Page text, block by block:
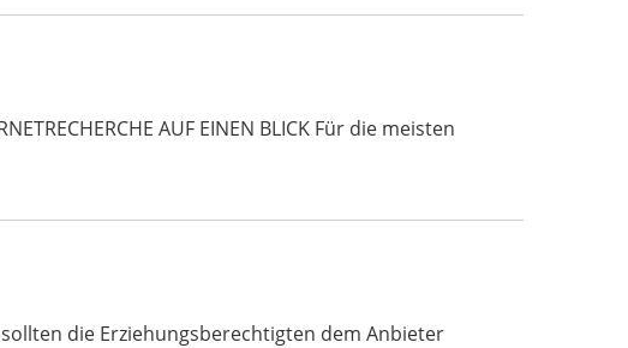
AUF EINEN BLICK Für die meisten
die Erziehungsberechtigten dem Anbieter